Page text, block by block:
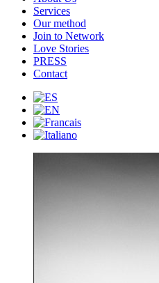
Services
Our method
Join to Network
Love Stories
PRESS
Contact